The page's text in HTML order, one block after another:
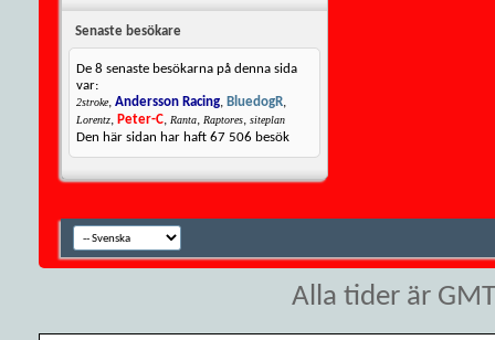
Senaste besökare
De 8 senaste besökarna på denna sida
var:
2stroke, Andersson Racing, BluedogR,
Lorentz, Peter-C, Ranta, Raptores, siteplan
Den här sidan har haft 67 506 besök
Alla tider är